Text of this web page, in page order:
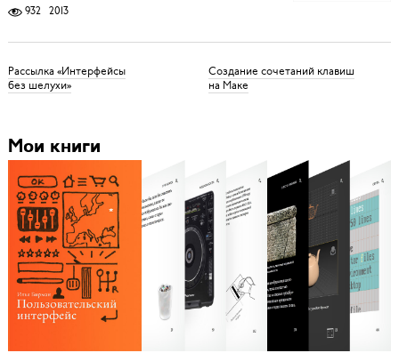
932 2013
Рассылка «Интерфейсы
без шелухи»
Создание сочетаний клавиш
на Маке
Мои книги